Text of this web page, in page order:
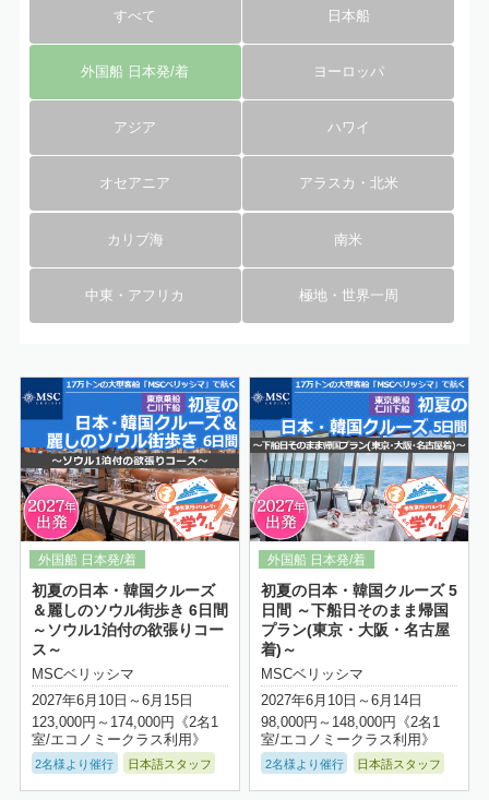
すべて 日本船
外国船 日本発/着 ヨーロッパ
アジア ハワイ
オセアニア アラスカ・北米
カリブ海 南米
中東・アフリカ 極地・世界一周
初夏の日本・韓国クルーズ
＆麗しのソウル街歩き 6日間
～ソウル1泊付の欲張りコー
ス～
MSCベリッシマ
2027年6月10日～6月15日
123,000円～174,000円《2名1
室/エコノミークラス利用》
2名様より催行 日本語スタッフ
初夏の日本・韓国クルーズ 5
日間 ～下船日そのまま帰国
プラン(東京・大阪・名古屋
着)～
MSCベリッシマ
2027年6月10日～6月14日
98,000円～148,000円《2名1
室/エコノミークラス利用》
2名様より催行 日本語スタッフ
詳細はこちら